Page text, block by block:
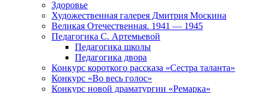
Здоровье
Художественная галерея Дмитрия Москина
Великая Отечественная. 1941 — 1945
Педагогика С. Артемьевой
Педагогика школы
Педагогика двора
Конкурс короткого рассказа «Сестра таланта»
Конкурс «Во весь голос»
Конкурс новой драматургии «Ремарка»